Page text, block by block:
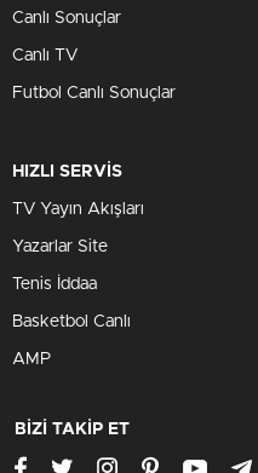
Canlı Sonuçlar
Canlı TV
Futbol Canlı Sonuçlar
HIZLI SERVİS
TV Yayın Akışları
Yazarlar Site
Tenis İddaa
Basketbol Canlı
AMP
BİZİ TAKİP ET